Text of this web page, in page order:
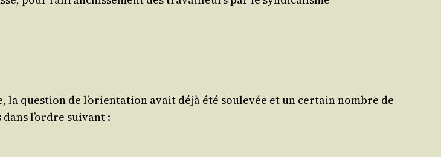
la ques­tion de l’o­rien­ta­tion avait déjà été sou­le­vée et un cer­tain nombre de
l’ordre suivant :